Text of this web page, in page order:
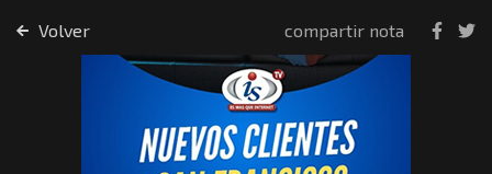
Volver compartir nota